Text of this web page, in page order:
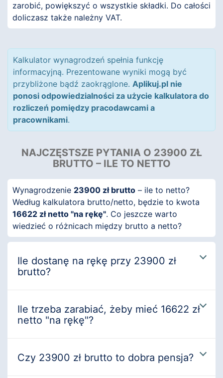
zarobić, powiększyć o wszystkie składki. Do całości
doliczasz także należny VAT.
Kalkulator wynagrodzeń spełnia funkcję
informacyjną. Prezentowane wyniki mogą być
przybliżone bądź zaokrąglone. Aplikuj.pl nie
ponosi odpowiedzialności za użycie kalkulatora do
rozliczeń pomiędzy pracodawcami a
pracownikami.
NAJCZĘSTSZE PYTANIA O 23900 ZŁ
BRUTTO – ILE TO NETTO
Wynagrodzenie 23900 zł brutto – ile to netto?
Według kalkulatora brutto/netto, będzie to kwota
16622 zł netto "na rękę". Co jeszcze warto
wiedzieć o różnicach między brutto a netto?
Ile dostanę na rękę przy 23900 zł
brutto?
Ile trzeba zarabiać, żeby mieć 16622 zł
netto "na rękę"?
Czy 23900 zł brutto to dobra pensja?